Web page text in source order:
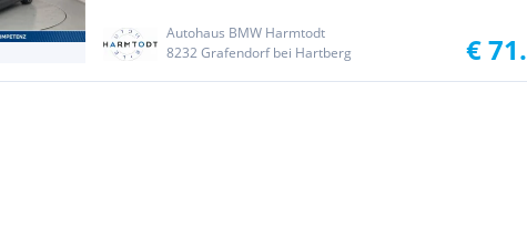
Autohaus BMW Harmtodt
8232 Grafendorf bei Hartberg
€